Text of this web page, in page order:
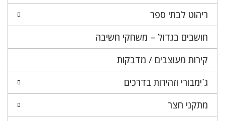
ריהוט לבתי ספר
חושבים בגדול – משחקי חשיבה
קירות מעוצבים / מדבקות
ג`ימבורי וזהירות בדרכים
מתקני חצר